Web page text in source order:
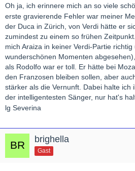
Oh ja, ich erinnere mich an so viele
erste gravierende Fehler war meiner
der Duca in Zürich, von Verdi hätte er
zumindest zu einem so frühen
mich Araiza in keiner Verdi-Partie
wunderschönen Momenten
als Rodolfo war er toll. Er hätte bei
den Franzosen bleiben sollen, aber
stärker als die Vernunft. Dabei halte ich
der intelligentesten Sänger, nur hat's
lg Severina
brighella
Gast